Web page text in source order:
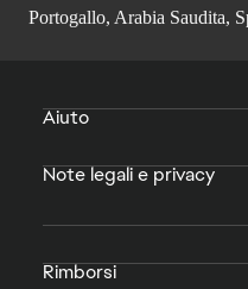
Portogallo, Arabia Saudita,
Aiuto
Note legali e privacy
Rimborsi